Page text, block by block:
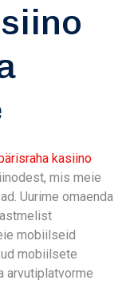
kasiino
mis meie
Uurime omaenda
mobiilseid
mobiilsete
arvutiplatvorme